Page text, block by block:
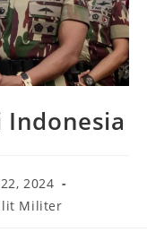
Indonesia
2024
Militer